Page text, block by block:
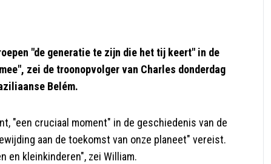
"de generatie te zijn die het tij keert" in de
zei de troonopvolger van Charles donderdag
Belém.
"een cruciaal moment" in de geschiedenis van de
aan de toekomst van onze planeet" vereist.
en kleinkinderen", zei William.